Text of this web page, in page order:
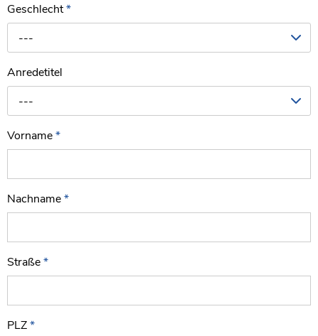
Geschlecht*
---
Anredetitel
---
Vorname*
Nachname*
Straße*
PLZ*